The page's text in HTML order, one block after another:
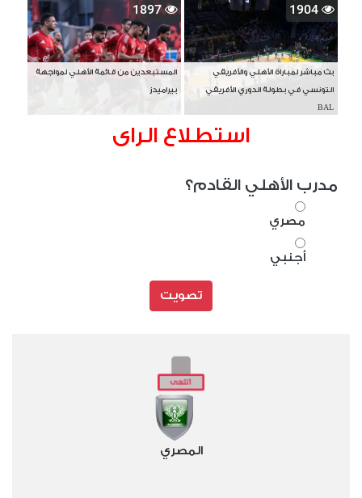
1904
بث مباشر لمباراة الأهلي والأفريقي
التونسي في بطولة الدوري الأفريقي
BAL
1897
المستبعدين من قائمة الأهلي لمواجهة
بيراميدز
استطلاع الراى
مدرب الأهلي القادم؟
مصري
أجنبي
تصويت
المصري